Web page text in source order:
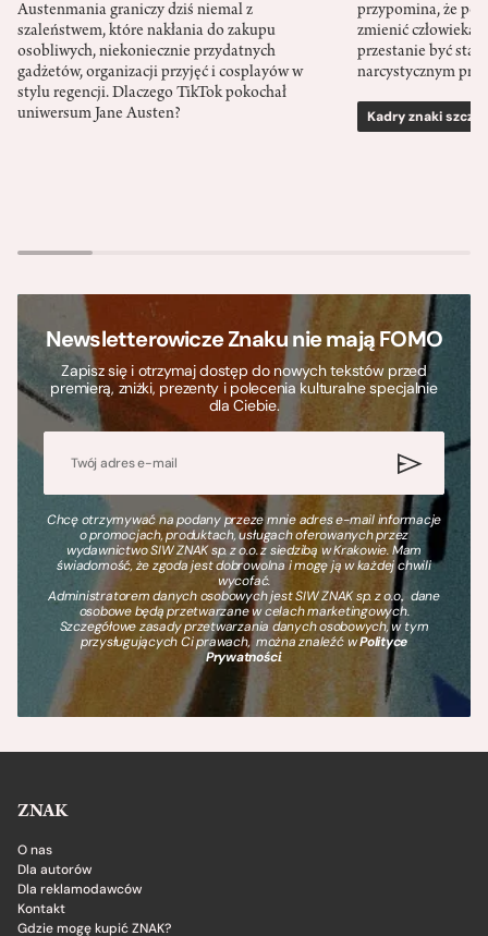
Austenmania graniczy dziś niemal z
szaleństwem, które nakłania do zakupu
osobliwych, niekoniecznie przydatnych
gadżetów, organizacji przyjęć i cosplayów w
stylu regencji. Dlaczego TikTok pokochał
uniwersum Jane Austen?
przypomina, że
zmienić człowieka
przestanie być
narcystycznym
Kadry znaki
Newsletterowicze Znaku nie mają FOMO
Zapisz się i otrzymaj dostęp do nowych tekstów przed
premierą, zniżki, prezenty i polecenia kulturalne specjalnie
dla Ciebie.
Chcę otrzymywać na podany przeze mnie adres e-mail informacje
o promocjach, produktach, usługach oferowanych przez
wydawnictwo SIW ZNAK sp. z o.o. z siedzibą w Krakowie. Mam
świadomość, że zgoda jest dobrowolna i mogę ją w każdej chwili
wycofać.
Administratorem danych osobowych jest SIW ZNAK sp. z o.o., dane
osobowe będą przetwarzane w celach marketingowych.
Szczegółowe zasady przetwarzania danych osobowych, w tym
przysługujących Ci prawach, można znaleźć wPolityce
Prywatności.
ZNAK
O nas
Dla autorów
Dla reklamodawców
Kontakt
Gdzie mogę kupić ZNAK?